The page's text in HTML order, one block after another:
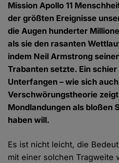
Mission Apollo 11
der größten Ereignisse
die Augen hunderter
als sie den rasanten
indem Neil Armstrong
Trabanten setzte. Ein
Unterfangen – wie sich
Verschwörungstheorie
Mondlandungen als bloßen
haben will.
Es ist nicht leicht, die
mit einer solchen Tragweite